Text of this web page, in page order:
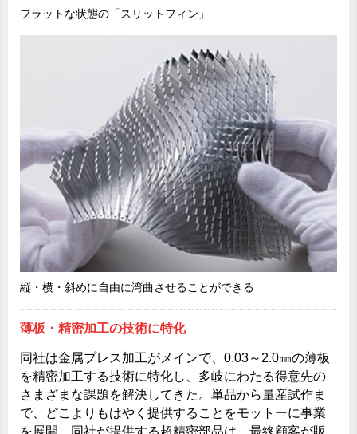
フラットな状態の「スリットフィン」
縦・横・斜めに自由に湾曲させることができる
薄板・精密加工の技術に特化
同社は金属プレス加工がメインで、0.03～2.0㎜の薄板
を精密加工する技術に特化し、多岐にわたる得意先の
さまざまな課題を解決してきた。単品から量産試作ま
で、どこよりもはやく提供することをモットーに事業
を展開。同社が提供する超精密部品は、最終顧客が販